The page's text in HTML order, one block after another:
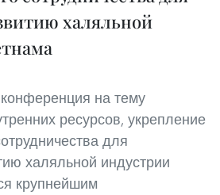
халяльной
на тему
ресурсов, укрепление
для
халяльной индустрии
крупнейшим